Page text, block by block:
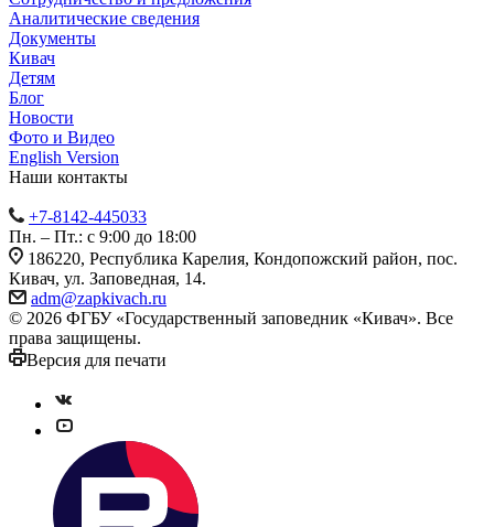
Аналитические сведения
Документы
Кивач
Детям
Блог
Новости
Фото и Видео
English Version
Наши контакты
+7-8142-445033
Пн. – Пт.: с 9:00 до 18:00
186220, Республика Карелия, Кондопожский район, пос.
Кивач, ул. Заповедная, 14.
adm@zapkivach.ru
© 2026 ФГБУ «Государственный заповедник «Кивач». Все
права защищены.
Версия для печати